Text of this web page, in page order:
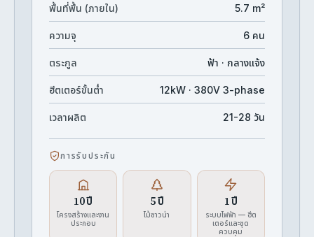
พื้นที่พื้น (ภายใน) 5.7 m²
ความจุ 6 คน
ตระกูล ฟ้า · กลางแจ้ง
ฮีตเตอร์ขั้นต่ำ 12kW · 380V 3-phase
เวลาผลิต 21-28 วัน
การรับประกัน
10 ปี
โครงสร้างและงาน
ประกอบ
5 ปี
ไม้ซาวน่า
1 ปี
ระบบไฟฟ้า — ฮีต
เตอร์และชุด
ควบคุม